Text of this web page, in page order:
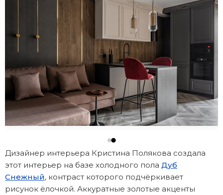
Дизайнер интерьера Кристина Полякова создала
этот интерьер на базе холодного пола Дуб
Снежный, контраст которого подчёркивает
рисунок ёлочкой. Аккуратные золотые акценты